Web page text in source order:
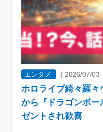
エンタメ |2026/07/03
ホロライブ綺々羅々
から『ドラゴンボ
ゼントされ歓喜